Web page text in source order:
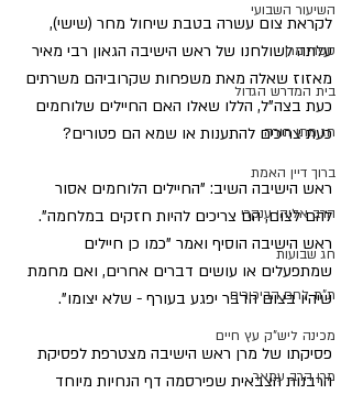
השיעור השבועי
ספרי מרן
בית המדרש הגדול
חג מתן תורה
ברוך דיין האמת
הרב אליהו ענקרי
חג שבועות
ת"ת לחם הביכורים
מכינה ליש"ק עץ חיים
מרן הרב עמאר
לקראת צום עשרה בטבת שיחול מחר (שישי),
עלתה לשולחנו של ראש הישיבה הגאון רבי מאיר
מאזוז שאלה מאת משפחות שקרוביהם משרתים
כעת בצה"ל, הללו שאלו האם החיילים שלוחמים
כעת צריכים להתענות או שמא הם פטורים?
ראש הישיבה השיב: "החיילים הלוחמים אסור
להם לצום, הם צריכים להיות חזקים במלחמה".
ראש הישיבה הוסיף ואמר "כמו כן חיילים
שמתפעלים או עושים דברים אחרים, ואם מחמת
שיהיו בצום הדבר יפגע בעורף - שלא יצומו".
פסיקתו של מרן ראש הישיבה מצטרפת לפסיקת
הרבנות הצבאית שפירסמה דף הנחיות מיוחד